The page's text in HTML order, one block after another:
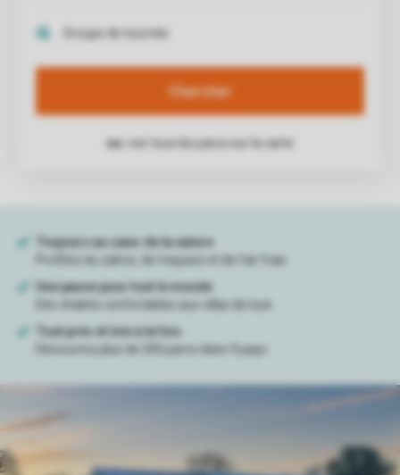
Chercher
ou: voir tous les parcs sur la carte